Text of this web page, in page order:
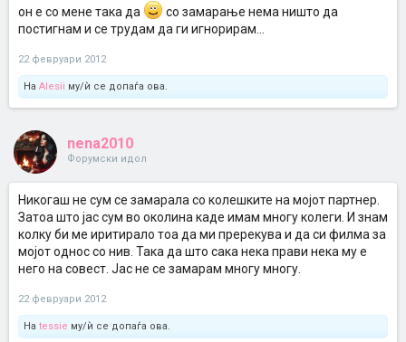
он е со мене така да
со замарање нема ништо да
постигнам и се трудам да ги игнорирам...
22 февруари 2012
На Alesii му/ѝ се допаѓа ова.
nena2010
Форумски идол
Никогаш не сум се замарала со колешките на мојот партнер.
Затоа што јас сум во околина каде имам многу колеги. И знам
колку би ме иритирало тоа да ми пререкува и да си филма за
мојот однос со нив. Така да што сака нека прави нека му е
него на совест. Јас не се замарам многу многу.
22 февруари 2012
На tessie му/ѝ се допаѓа ова.